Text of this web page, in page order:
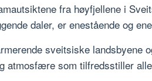
fra høyfjellene i
daler, er enestående og
sveitsiske landsbyene
atmosfære som tilfredsstiller